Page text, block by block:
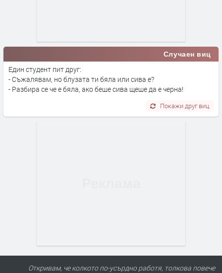
Случаен виц
Един студент пит друг:
- Съжалявам, но блузата ти бяла или сива е?
- Разбира се че е бяла, ако беше сива щеше да е черна!
Покажи друг виц
Откривам, че колкото по-усърдно работя, толкова повече